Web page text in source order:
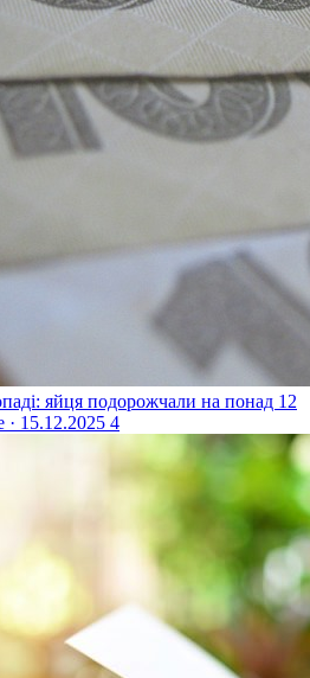
яйця подорожчали на понад 12
· 15.12.2025 4